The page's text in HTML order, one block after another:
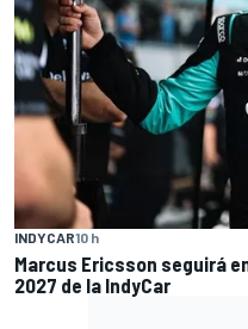
INDYCAR10 h
Marcus Ericsson seguirá
2027 de la IndyCar